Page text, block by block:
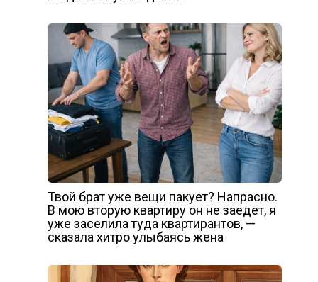
Твой брат уже вещи пакует? Напрасно.
В мою вторую квартиру он не заедет, я
уже заселила туда квартирантов, —
сказала хитро улыбаясь жена